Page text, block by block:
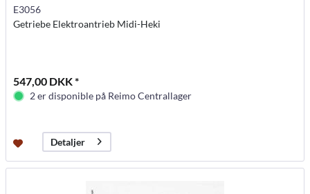
E3056
Getriebe Elektroantrieb Midi-Heki
547,00 DKK *
2 er disponible på Reimo Centrallager
Detaljer